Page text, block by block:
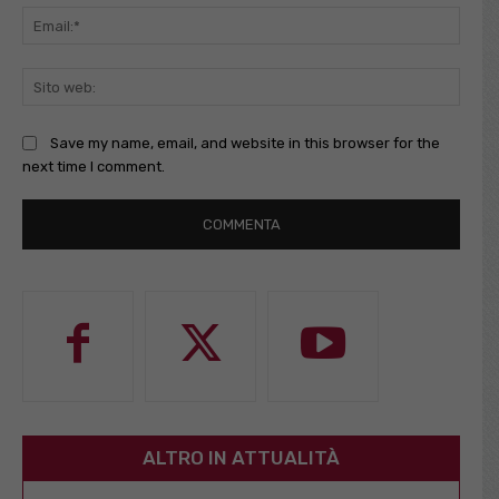
Save my name, email, and website in this browser for the
next time I comment.
ALTRO IN ATTUALITÀ